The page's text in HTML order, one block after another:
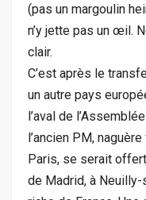
(pas un margoulin
n’y jette pas un œil.
clair.
C’est après le
un autre pays
l’aval de
l’ancien PM,
Paris, se serait
de Madrid, à